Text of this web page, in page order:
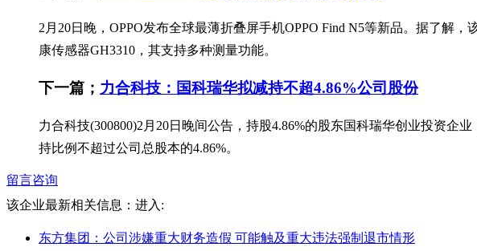
2月20日晚，OPPO发布全球最薄折叠屏手机OPPO Find N5等新品。据了解
康传感器GH3310，其支持多种测量功能。
下一篇； 力合科技：国科瑞华拟减持不超4.86%公司股份
力合科技(300800)2月20日晚间公告，持股4.86%的股东国科瑞华创业投资企
持比例不超过公司总股本的4.86%。
留言咨询
该企业最新相关信息： 进入:
东方集团：公司涉嫌重大财务造假 可能触及重大违法强制退市情形